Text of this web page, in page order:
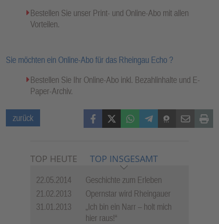
Bestellen Sie unser Print- und Online-Abo mit allen
Vorteilen.
Sie möchten ein Online-Abo für das Rheingau Echo ?
Bestellen Sie Ihr Online-Abo inkl. Bezahlinhalte und E-
Paper-Archiv.
zurück FacebookX (Twitter)WhatsAppTelegramThreemaMail Print
TOP HEUTE TOP INSGESAMT
22.05.2014
Geschichte zum Erleben
21.02.2013
Opernstar wird Rheingauer
31.01.2013
„Ich bin ein Narr – holt mich
hier raus!“